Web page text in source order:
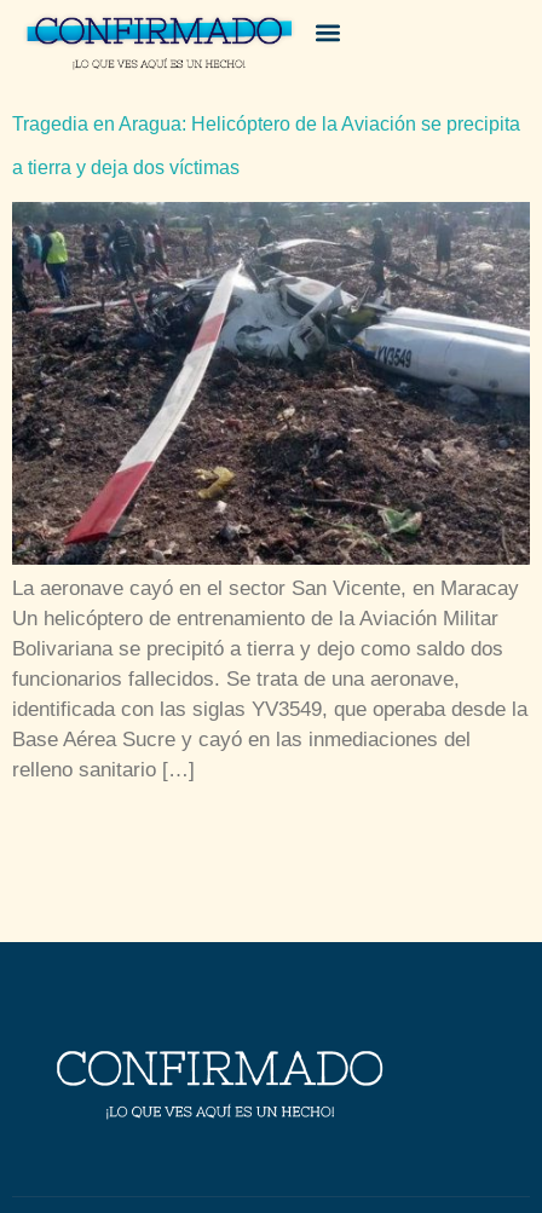
Tragedia en Aragua: Helicóptero de la Aviación se precipita
a tierra y deja dos víctimas
La aeronave cayó en el sector San Vicente, en Maracay
Un helicóptero de entrenamiento de la Aviación Militar
Bolivariana se precipitó a tierra y dejo como saldo dos
funcionarios fallecidos. Se trata de una aeronave,
identificada con las siglas YV3549, que operaba desde la
Base Aérea Sucre y cayó en las inmediaciones del
relleno sanitario […]